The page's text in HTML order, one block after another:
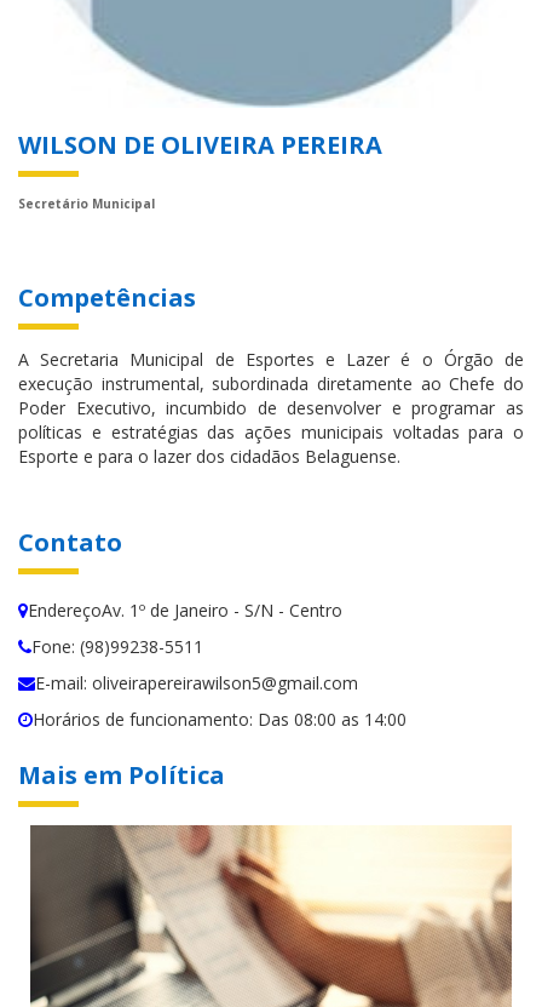
WILSON DE OLIVEIRA PEREIRA
Secretário Municipal
Competências
A Secretaria Municipal de Esportes e Lazer é o Órgão de
execução instrumental, subordinada diretamente ao Chefe do
Poder Executivo, incumbido de desenvolver e programar as
políticas e estratégias das ações municipais voltadas para o
Esporte e para o lazer dos cidadãos Belaguense.
Contato
EndereçoAv. 1º de Janeiro - S/N - Centro
Fone: (98)99238-5511
E-mail: oliveirapereirawilson5@gmail.com
Horários de funcionamento: Das 08:00 as 14:00
Mais em Política